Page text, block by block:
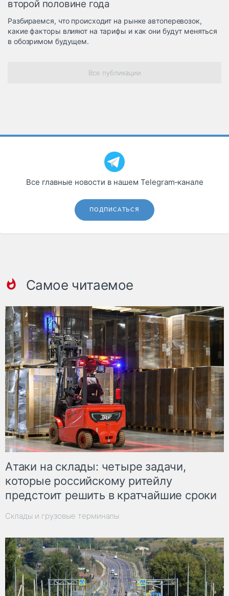
Склады и
терминалы
Коммерческий
транспорт
второй половине года
Разбираемся, что происходит на рынке автоперевозок,
какие факторы влияют на тарифы и как они будут меняться
в обозримом будущем.
Все публикации
Все главные новости в нашем Telegram‑канале
ПОДПИСАТЬСЯ
Самое читаемое
Атаки на склады: четыре задачи,
которые российскому ритейлу
предстоит решить в кратчайшие сроки
Склады и грузовые терминалы